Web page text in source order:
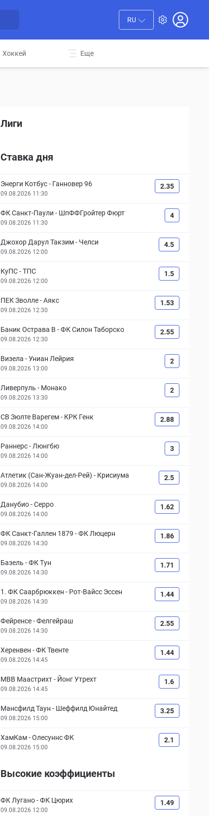
RU
Хоккей Еще
Лиги
Ставка дня
Энерги Котбус- Ганновер 96
09.08.2026 11:30
2.35
ФК Санкт-Паули - ШпФФГройтер Фюрт
09.08.2026 11:30
4
Джохор Дарул Такзим- Челси
09.08.2026 12:00
4.5
КуПС-ТПС
09.08.2026 12:00
1.5
ПЕК Зволле-Аякс
09.08.2026 12:30
1.53
Баник Острава B -ФК Силон Таборско
09.08.2026 12:30
2.55
Визела -Униан Лейрия
09.08.2026 13:00
2
Ливерпуль - Монако
09.08.2026 13:30
2
СВ Зюлте Варегем- КРК Генк
09.08.2026 14:00
2.88
Раннерс- Люнгбю
09.08.2026 14:00
3
Атлетик (Сан-Жуан-дел-Рей) - Крисиума
09.08.2026 14:00
2.5
Данубио-Серро
09.08.2026 14:00
1.62
ФК Санкт-Галлен 1879 -ФК Люцерн
09.08.2026 14:30
1.86
Базель -ФК Тун
09.08.2026 14:30
1.71
1. ФК Саарбрюккен - Рот-Вайсс Эссен
09.08.2026 14:30
1.44
Фейренсе-Фелгейраш
09.08.2026 14:30
2.55
Херенвен -ФК Твенте
09.08.2026 14:45
1.44
МВВ Маастрихт- Йонг Утрехт
09.08.2026 14:45
1.6
Мансфилд Таун - Шеффилд Юнайтед
09.08.2026 15:00
3.25
ХамКам-Олесуннс ФК
09.08.2026 15:00
2.1
Высокие коэффициенты
ФК Лугано-ФК Цюрих
09.08.2026 12:00
1.49